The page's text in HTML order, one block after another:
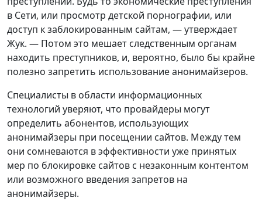
в Сети, или просмотр детской порнографии, или
доступ к заблокированным сайтам, — утверждает
Жук. — Потом это мешает следственным органам
находить преступников, и, вероятно, было бы крайне
полезно запретить использование анонимайзеров.
Специалисты в области информационных
технологий уверяют, что провайдеры могут
определить абонентов, использующих
анонимайзеры при посещении сайтов. Между тем
они сомневаются в эффективности уже принятых
мер по блокировке сайтов с незаконным контентом
или возможного введения запретов на
анонимайзеры.